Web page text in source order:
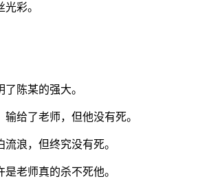
彩。
陈某的强大。
给了老师，但他没有死。
浪，但终究没有死。
老师真的杀不死他。